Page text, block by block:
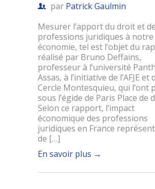
par Patrick Gaulmin
Mesurer l’apport du droit et
professions juridiques à notre
économie, tel est l’objet du
réalisé par Bruno Deffains,
professeur à l’université
Assas, à l’initiative de l’AFJE et
Cercle Montesquieu, qui l’ont
sous l’égide de Paris Place de
Selon ce rapport, l’impact
économique des professions
juridiques en France
de […]
En savoir plus →